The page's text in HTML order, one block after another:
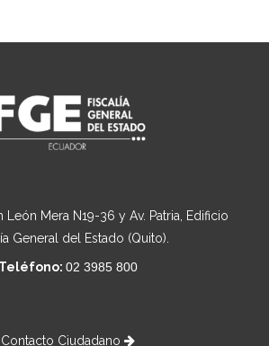
León Mera N19-36 y Av. Patria, Edificio
General del Estado (Quito).
Teléfono: 02 3985 800
Contacto Ciudadano